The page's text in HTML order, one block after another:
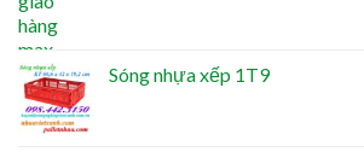
Sóng nhựa xếp 1T9